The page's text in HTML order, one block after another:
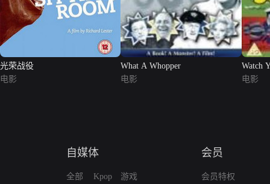
光荣战役
电影
What A Whopper
电影
Watch
电影
自媒体
全部
Kpop
游戏
会员
会员特权